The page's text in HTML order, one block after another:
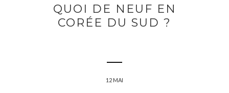
QUOI DE NEUF EN
CORÉE DU SUD ?
12 MAI